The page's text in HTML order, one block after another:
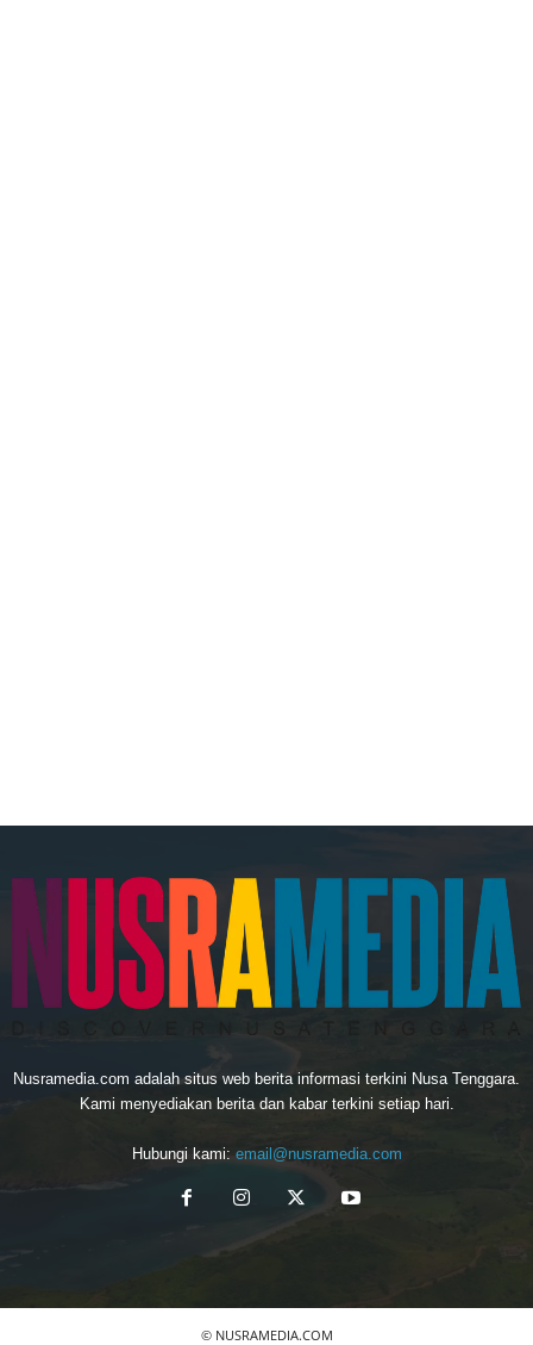
Nusramedia.com adalah situs web berita informasi terkini Nusa Tenggara.
Kami menyediakan berita dan kabar terkini setiap hari.
Hubungi kami: email@nusramedia.com
© NUSRAMEDIA.COM